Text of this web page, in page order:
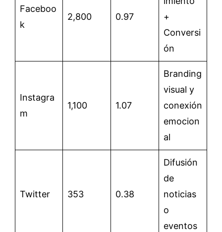
Faceboo
k
2,800 0.97
+
Conversi
ón
Instagra
m
1,100 1.07
Branding
visual y
conexión
emocion
al
Twitter 353 0.38
Difusión
de
noticias
o
eventos